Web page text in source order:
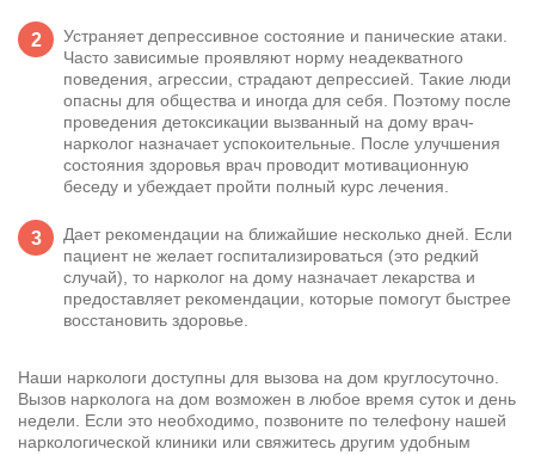
Устраняет депрессивное состояние и панические атаки.
Часто зависимые проявляют норму неадекватного
поведения, агрессии, страдают депрессией. Такие люди
опасны для общества и иногда для себя. Поэтому после
проведения детоксикации вызванный на дому врач-
нарколог назначает успокоительные. После улучшения
состояния здоровья врач проводит мотивационную
беседу и убеждает пройти полный курс лечения.
Дает рекомендации на ближайшие несколько дней. Если
пациент не желает госпитализироваться (это редкий
случай), то нарколог на дому назначает лекарства и
предоставляет рекомендации, которые помогут быстрее
восстановить здоровье.
Наши наркологи доступны для вызова на дом круглосуточно.
Вызов нарколога на дом возможен в любое время суток и день
недели. Если это необходимо, позвоните по телефону нашей
наркологической клиники или свяжитесь другим удобным